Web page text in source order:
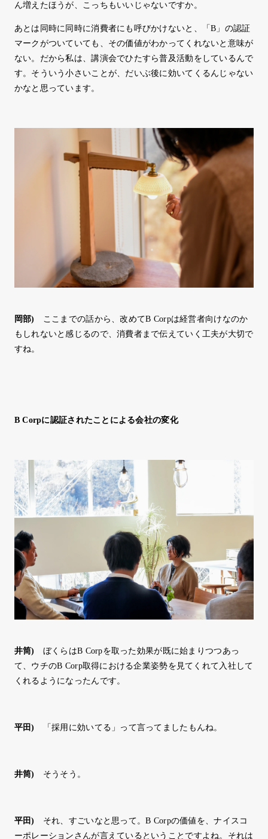
ん増えたほうが、こっちもいいじゃないですか。
あとは同時に同時に消費者にも呼びかけないと、「B」の認証
マークがついていても、その価値がわかってくれないと意味が
ない。だから私は、講演会でひたすら普及活動をしているんで
す。そういう小さいことが、だいぶ後に効いてくるんじゃない
かなと思っています。
岡部)
ここまでの話から、改めてB Corpは経営者向けなのか
もしれないと感じるので、消費者まで伝えていく工夫が大切で
すね。
B Corpに認証されたことによる会社の変化
井筒)
ぼくらはB Corpを取った効果が既に始まりつつあっ
て、ウチのB Corp取得における企業姿勢を見てくれて入社して
くれるようになったんです。
平田) 「採用に効いてる」って言ってましたもんね。
井筒) そうそう。
平田)
それ、すごいなと思って。B Corpの価値を、ナイスコ
ーポレーションさんが言えているということですよね。それは